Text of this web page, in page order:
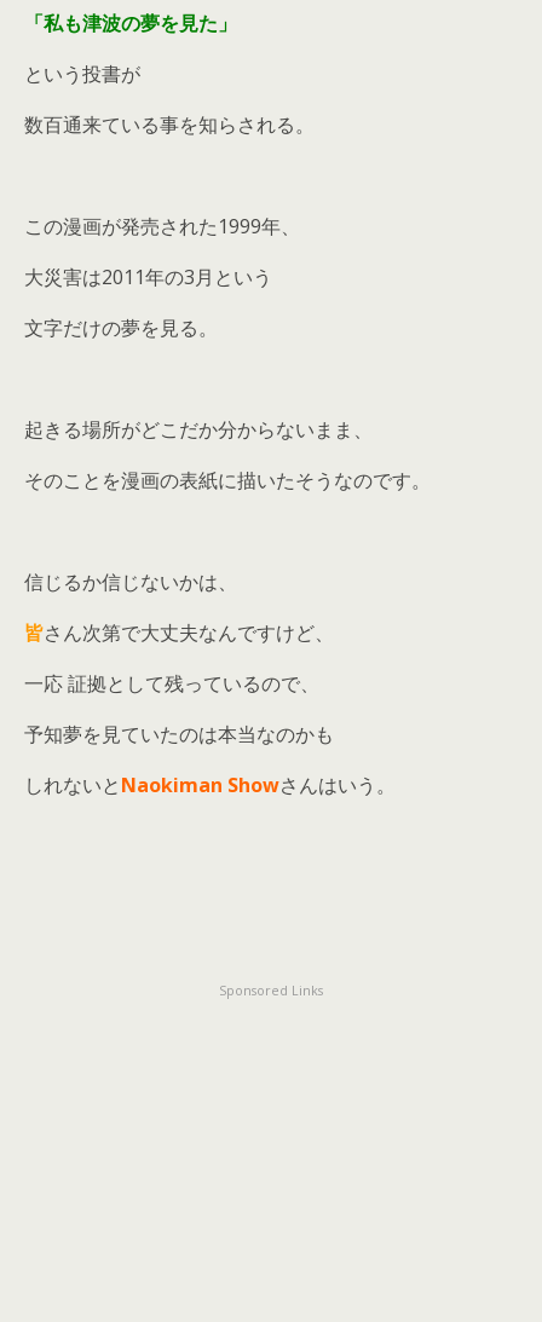
「私も津波の夢を見た」
という投書が
数百通来ている事を知らされる。
この漫画が発売された1999年、
大災害は2011年の3月という
文字だけの夢を見る。
起きる場所がどこだか分からないまま、
そのことを漫画の表紙に描いたそうなのです。
信じるか信じないかは、
皆さん次第で大丈夫なんですけど、
一応 証拠として残っているので、
予知夢を見ていたのは本当なのかも
しれないとNaokiman Showさんはいう。
Sponsored Links